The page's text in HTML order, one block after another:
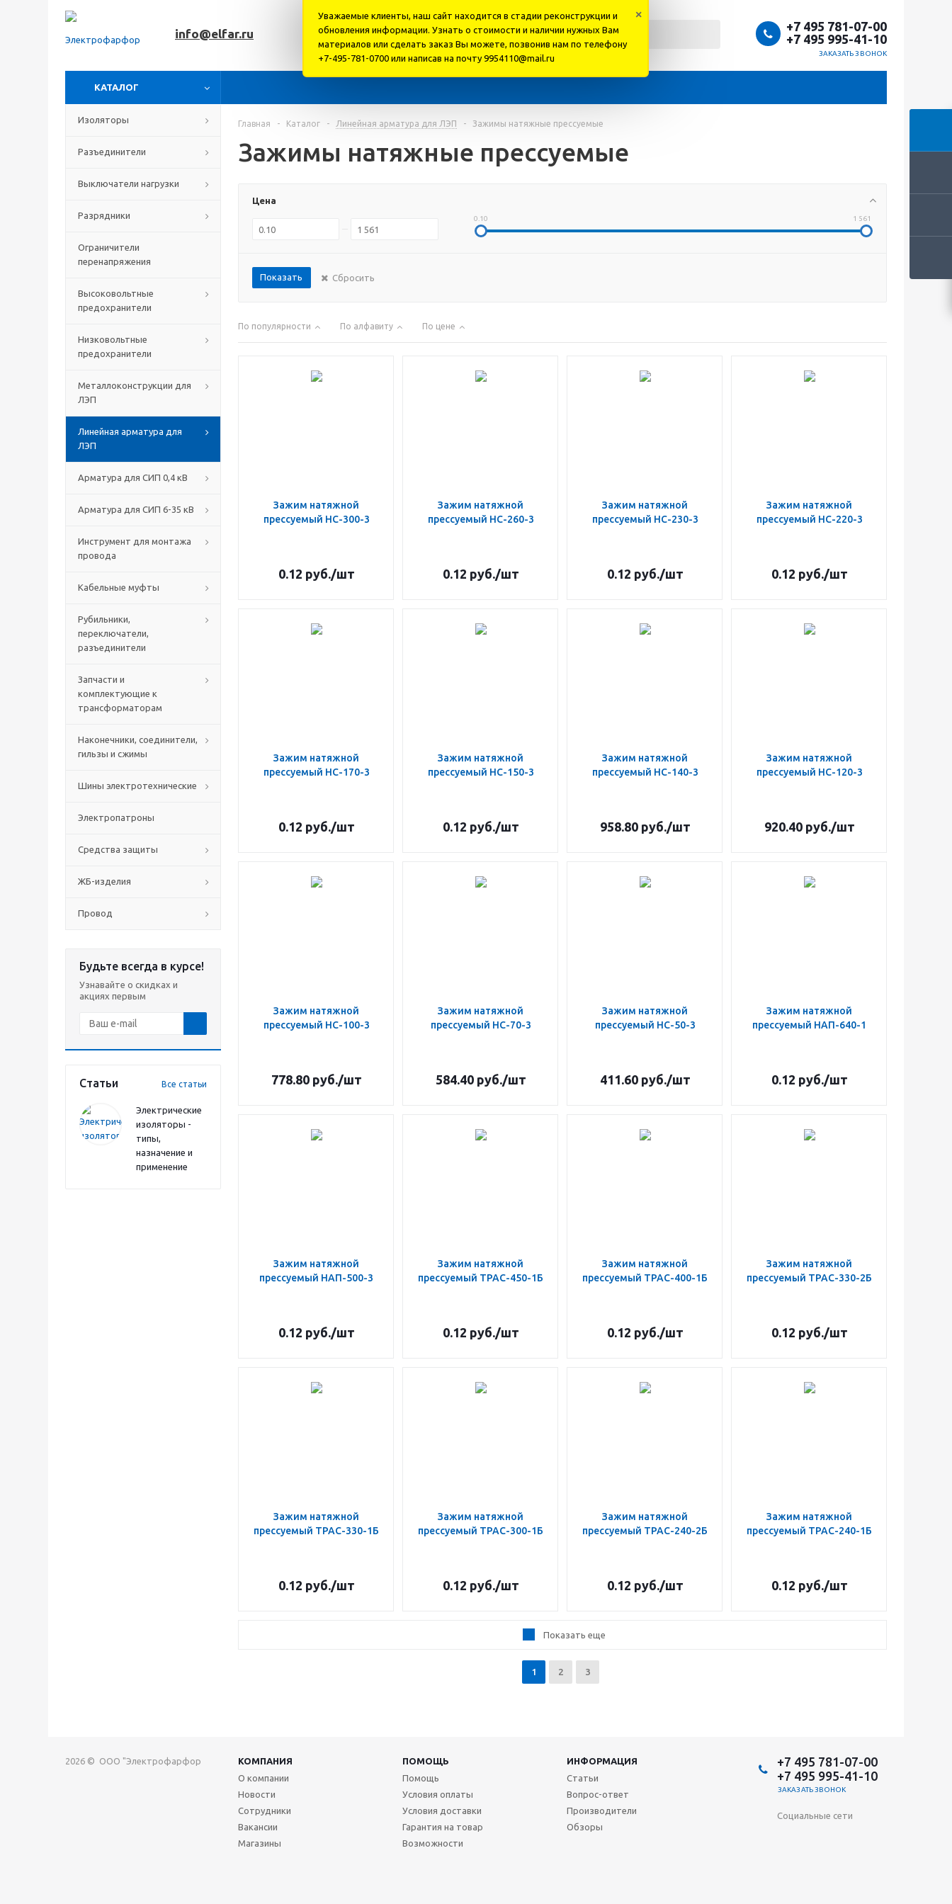
info@elfar.ru
+7 495 781-07-00
+7 495 995-41-10
ЗАКАЗАТЬ ЗВОНОК
КАТАЛОГ
Изоляторы
Разъединители
Выключатели нагрузки
Разрядники
Ограничители
перенапряжения
Высоковольтные
предохранители
Низковольтные
предохранители
Металлоконструкции для
ЛЭП
Линейная арматура для
ЛЭП
Арматура для СИП 0,4 кВ
Арматура для СИП 6-35 кВ
Инструмент для монтажа
провода
Кабельные муфты
Рубильники,
переключатели,
разъединители
Запчасти и
комплектующие к
трансформаторам
Наконечники, соединители,
гильзы и сжимы
Шины электротехнические
Электропатроны
Средства защиты
ЖБ-изделия
Провод
Будьте всегда в курсе!
Узнавайте о скидках и
акциях первым
Статьи Все статьи
Электрические
изоляторы -
типы,
назначение и
применение
Главная - Каталог - Линейная арматура для ЛЭП - Зажимы натяжные прессуемые
Зажимы натяжные прессуемые
Цена
0.10 1 561
Показать Сбросить
По популярности По алфавиту По цене
Зажим натяжной
прессуемый НС-300-3
0.12 руб./шт
Зажим натяжной
прессуемый НС-260-3
0.12 руб./шт
Зажим натяжной
прессуемый НС-230-3
0.12 руб./шт
Зажим натяжной
прессуемый НС-220-3
0.12 руб./шт
Зажим натяжной
прессуемый НС-170-3
0.12 руб./шт
Зажим натяжной
прессуемый НС-150-3
0.12 руб./шт
Зажим натяжной
прессуемый НС-140-3
958.80руб./шт
Зажим натяжной
прессуемый НС-120-3
920.40руб./шт
Зажим натяжной
прессуемый НС-100-3
778.80руб./шт
Зажим натяжной
прессуемый НС-70-3
584.40руб./шт
Зажим натяжной
прессуемый НС-50-3
411.60руб./шт
Зажим натяжной
прессуемый НАП-640-1
0.12 руб./шт
Зажим натяжной
прессуемый НАП-500-3
0.12 руб./шт
Зажим натяжной
прессуемый ТРАС-450-1Б
0.12 руб./шт
Зажим натяжной
прессуемый ТРАС-400-1Б
0.12 руб./шт
Зажим натяжной
прессуемый ТРАС-330-2Б
0.12 руб./шт
Зажим натяжной
прессуемый ТРАС-330-1Б
0.12 руб./шт
Зажим натяжной
прессуемый ТРАС-300-1Б
0.12 руб./шт
Зажим натяжной
прессуемый ТРАС-240-2Б
0.12 руб./шт
Зажим натяжной
прессуемый ТРАС-240-1Б
0.12 руб./шт
Показать еще
1 2 3
2026 © ООО "Электрофарфор КОМПАНИЯ ПОМОЩЬ
ИНФОРМАЦИЯ
О компании
Новости
Сотрудники
Вакансии
Магазины
Помощь
Условия оплаты
Условия доставки
Гарантия на товар
Возможности
Статьи
Вопрос-ответ
Производители
Обзоры
+7 495 781-07-00
+7 495 995-41-10
ЗАКАЗАТЬ ЗВОНОК
Социальные сети
Уважаемые клиенты, наш сайт находится в стадии реконструкции и
обновления информации. Узнать о стоимости и наличии нужных Вам
материалов или cделать заказ Вы можете, позвонив нам по телефону
+7-495-781-0700 или написав на почту 9954110@mail.ru
×